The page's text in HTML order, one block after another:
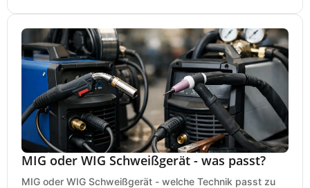
MIG oder WIG Schweißgerät - was passt?
MIG oder WIG Schweißgerät - welche Technik passt zu